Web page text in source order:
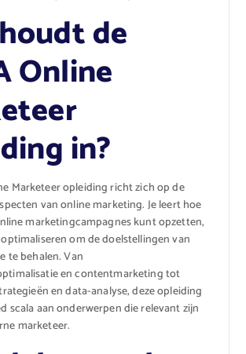
de
Online
in?
Marketeer opleiding richt zich op de
van online marketing. Je leert hoe
marketingcampagnes kunt opzetten,
om de doelstellingen van
te behalen. Van
en contentmarketing tot
en data-analyse, deze opleiding
scala aan onderwerpen die relevant zijn
marketeer.